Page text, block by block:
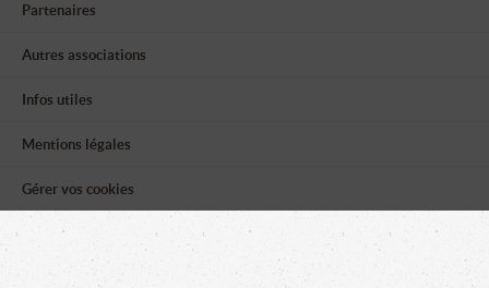
Partenaires
Autres associations
Infos utiles
Mentions légales
Gérer vos cookies